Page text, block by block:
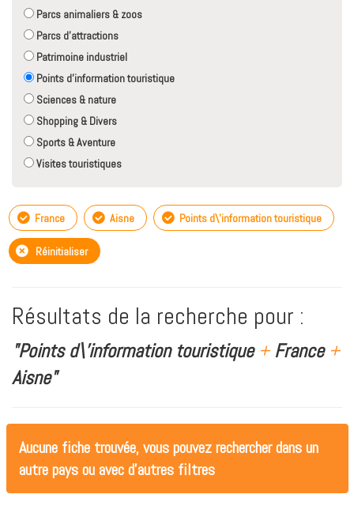
Parcs animaliers & zoos
Parcs d'attractions
Patrimoine industriel
Points d'information touristique
Sciences & nature
Shopping & Divers
Sports & Aventure
Visites touristiques
France Aisne Points d\'information touristique
Réinitialiser
Résultats de la recherche pour :
"Points d\'information touristique +France +
Aisne"
Aucune fiche trouvée, vous pouvez rechercher dans un
autre pays ou avec d'autres filtres